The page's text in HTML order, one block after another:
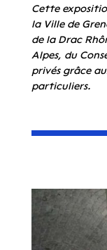
Cette
la Ville de
de la Drac
Alpes, du
privés grâce
particuliers.